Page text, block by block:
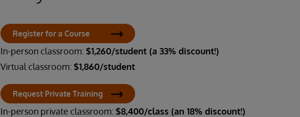
Register for a Course
In-person classroom: $1,260/student (a 33% discount!)
Virtual classroom: $1,860/student
Request Private Training
In-person private classroom: $8,400/class (an 18% discount!)